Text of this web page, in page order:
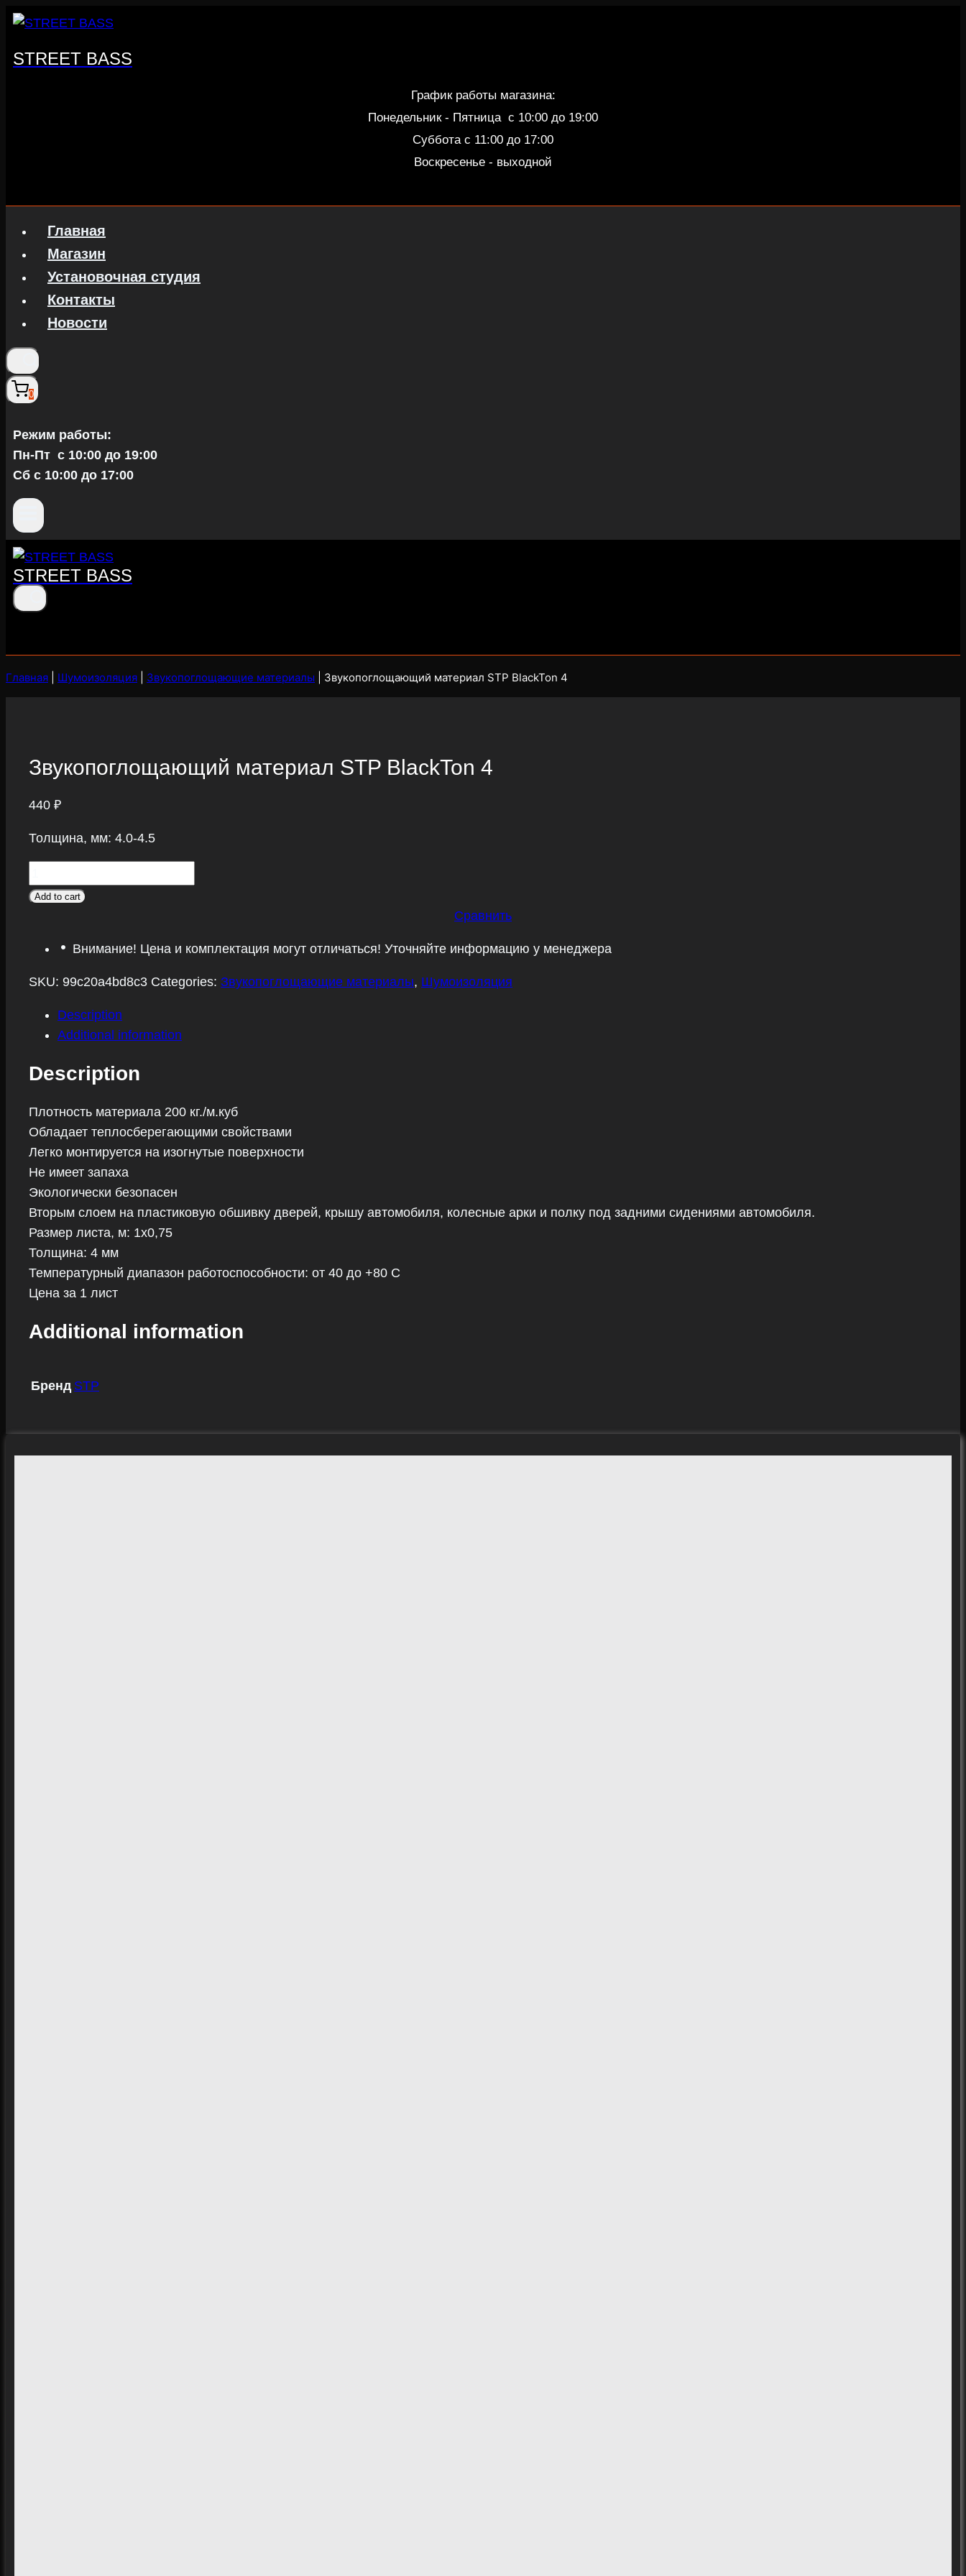
Перейти
содержанию
STREET BASS
График работы магазина:
Понедельник - Пятница c 10:00 до 19:00
Суббота с 11:00 до 17:00
Воскресенье - выходной
Главная
Магазин
Установочная студия
Контакты
Новости
0
Режим работы:
Пн-Пт c 10:00 до 19:00
Сб с 10:00 до 17:00
STREET BASS
Главная Шумоизоляция Звукопоглощающие материалы Звукопоглощающий материал STP BlackTon 4
Звукопоглощающий материал STP BlackTon 4
440 ₽
Толщина, мм: 4.0-4.5
материал
Add to cart
Сравнить
Внимание! Цена и комплектация могут отличаться! Уточняйте информацию у менеджера
SKU: 99c20a4bd8c3 Categories: Звукопоглощающие материалы, Шумоизоляция
Description
Additional information
Description
Плотность материала 200 кг./м.куб
Обладает теплосберегающими свойствами
Легко монтируется на изогнутые поверхности
Не имеет запаха
Экологически безопасен
Вторым слоем на пластиковую обшивку дверей, крышу автомобиля, колесные арки и полку под задними сидениями автомобиля.
Размер листа, м: 1х0,75
Толщина: 4 мм
Температурный диапазон работоспособности: от ­40 до +80 С
Цена за 1 лист
Additional information
Бренд STP